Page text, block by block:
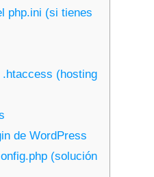
php.ini (si tienes
(hosting
de WordPress
(solución